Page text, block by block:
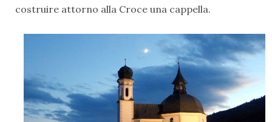
costruire attorno alla Croce una cappella.